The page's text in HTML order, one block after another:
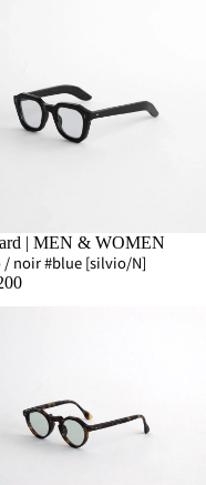
| MEN & WOMEN
noir #blue [silvio/N]